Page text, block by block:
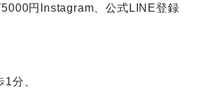
円Instagram、公式LINE登録
分、